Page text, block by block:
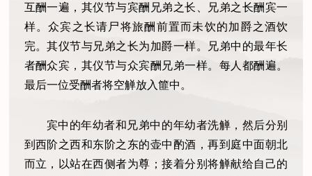
互酬一遍，其仪节与宾酬兄弟之长、兄弟之长酬宾一
样。众宾之长请尸将旅酬前置而未饮的加爵之酒饮
完。其仪节与兄弟之长为加爵一样。兄弟中的最年长
者酬众宾，其仪节与众宾酬兄弟一样。每人都酬遍。
最后一位受酬者将空觯放入篚中。
宾中的年幼者和兄弟中的年幼者洗觯，然后分别
到西阶之西和东阶之东的壶中酌酒，再到庭中面朝北
而立，以站在西侧者为尊；接着分别将觯献给自己的